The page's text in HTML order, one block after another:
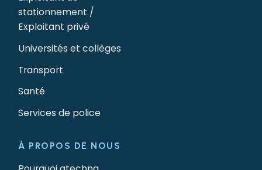
À PROPOS DE NOUS
stationnement /
Exploitant privé
Universités et collèges
Transport
Santé
Services de police